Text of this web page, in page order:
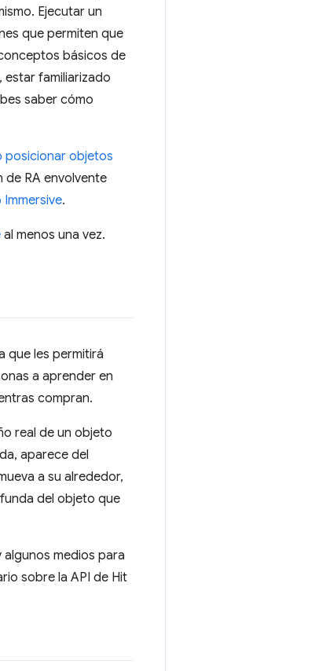
Ejecutar un
que permiten que
básicos de
estar familiarizado
saber cómo
posicionar objetos
de RA envolvente
.
al menos una vez.
que les permitirá
a aprender en
compran.
real de un objeto
aparece del
a su alrededor,
del objeto que
medios para
sobre la API de Hit